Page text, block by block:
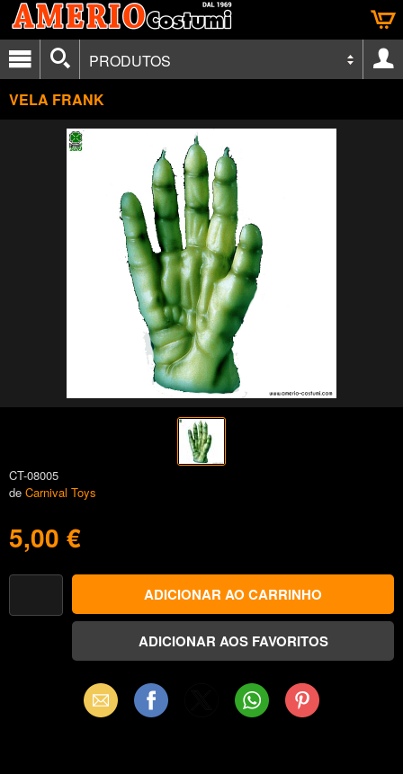
PRODUTOS
VELA FRANK
CT-08005
de Carnival Toys
5,00 €
Email Facebook WhatsAppPinterest